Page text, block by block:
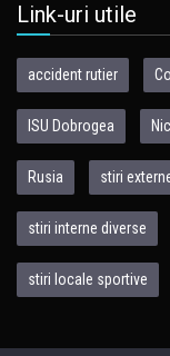
Link-uri utile
accident rutier
ISU Dobrogea
Rusia stiri
stiri interne diverse
stiri locale sportive